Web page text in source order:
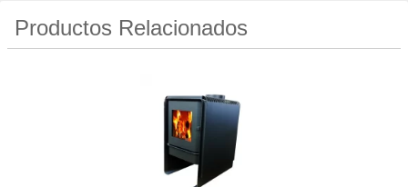
Productos Relacionados